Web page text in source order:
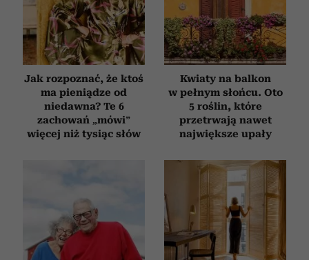
Jak rozpoznać, że ktoś
ma pieniądze od
niedawna? Te 6
zachowań „mówi”
więcej niż tysiąc słów
Kwiaty na balkon
w pełnym słońcu. Oto
5 roślin, które
przetrwają nawet
największe upały